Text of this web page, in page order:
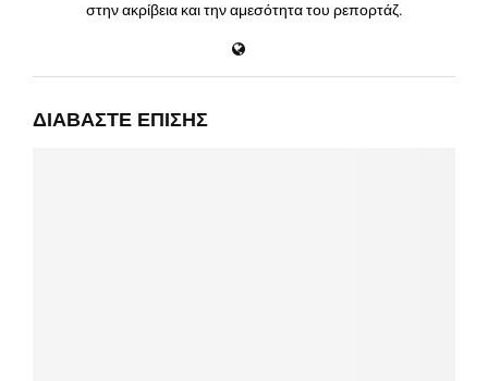
στην ακρίβεια και την αμεσότητα του ρεπορτάζ.
ΔΙΑΒΆΣΤΕ ΕΠΊΣΗΣ